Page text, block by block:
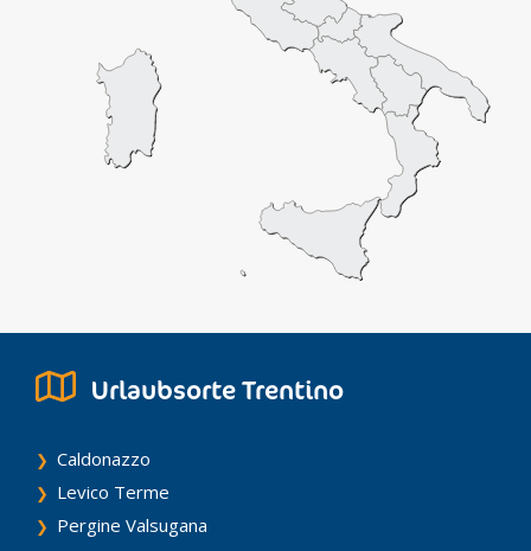
Urlaubsorte Trentino
Caldonazzo
Levico Terme
Pergine Valsugana